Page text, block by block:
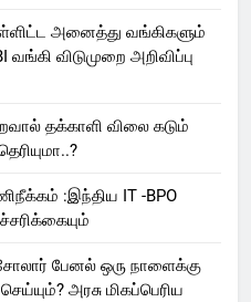
அனைத்து வங்கிகளும்
விடுமுறை அறிவிப்பு
தக்காளி விலை கடும்
:இந்திய IT -BPO
பேனல் ஒரு நாளைக்கு
அரசு மிகப்பெரிய